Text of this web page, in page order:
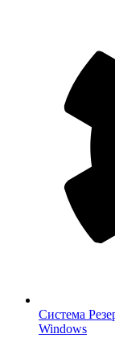
Система
Windows